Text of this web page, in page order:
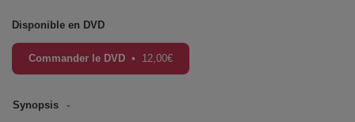
Disponible en DVD
Commander le DVD • 12,00€
Synopsis